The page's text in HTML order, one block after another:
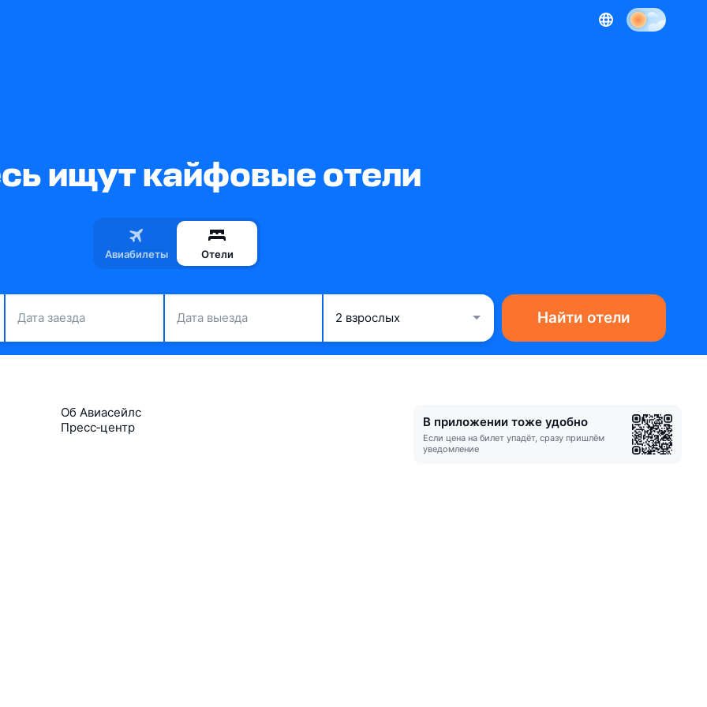
ищут кайфовые отели
Авиабилеты Отели
Дата заезда Дата выезда 2 взрослых Найти отели
Об Авиасейлс
Пресс‑центр
В приложении тоже удобно
Если цена на билет упадёт, сразу пришлём
уведомление